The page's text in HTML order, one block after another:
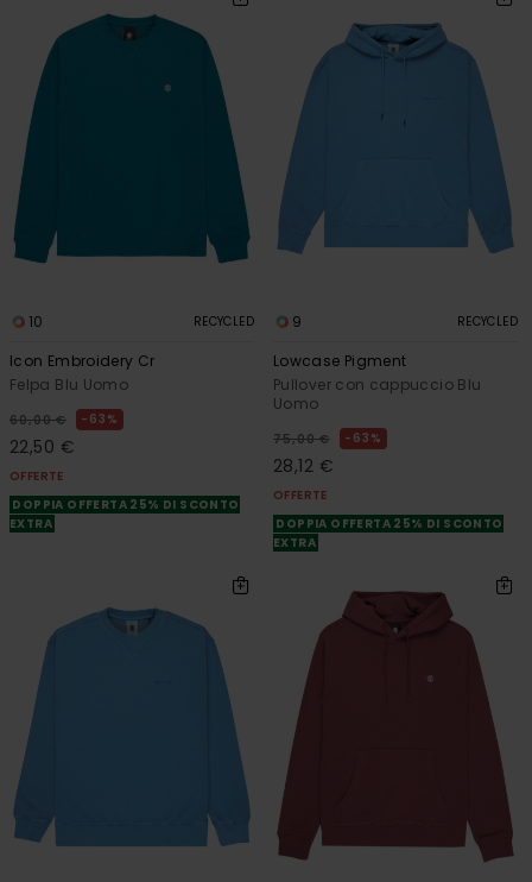
10 RECYCLED
Icon Embroidery Cr
Felpa Blu Uomo
60,00 € 63%
22,50 €
OFFERTE
DOPPIA OFFERTA 25% DI SCONTO
EXTRA
9 RECYCLED
Lowcase Pigment
Pullover con cappuccio Blu
Uomo
75,00 € 63%
28,12 €
OFFERTE
DOPPIA OFFERTA 25% DI SCONTO
EXTRA